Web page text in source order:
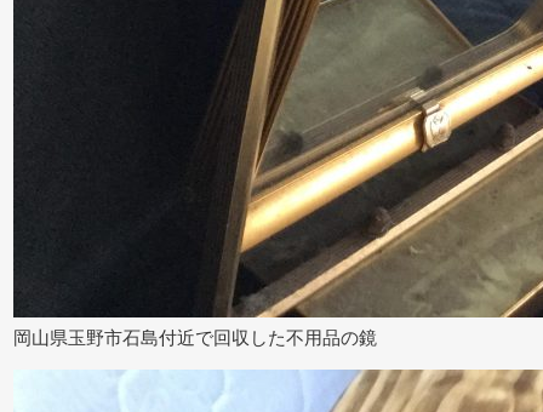
岡山県玉野市石島付近で回収した不用品の鏡